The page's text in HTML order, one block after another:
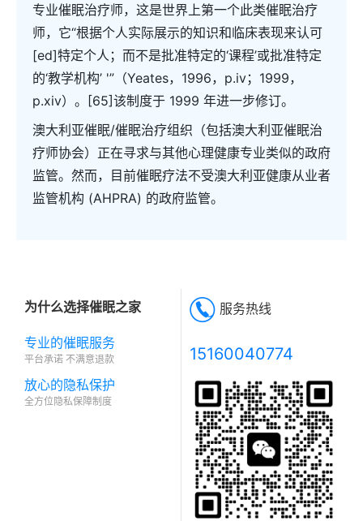
专业催眠治疗师，这是世界上第一个此类催眠治疗
师，它“根据个人实际展示的知识和临床表现来认可
[ed]特定个人；而不是批准特定的‘课程’或批准特定
的‘教学机构’ '”（Yeates，1996，p.iv；1999，
p.xiv）。[65]该制度于 1999 年进一步修订。
澳大利亚催眠/催眠治疗组织（包括澳大利亚催眠治
疗师协会）正在寻求与其他心理健康专业类似的政府
监管。然而，目前催眠疗法不受澳大利亚健康从业者
监管机构 (AHPRA) 的政府监管。
为什么选择催眠之家
专业的催眠服务
平台承诺 不满意退款
放心的隐私保护
全方位隐私保障制度
服务热线
15160040774